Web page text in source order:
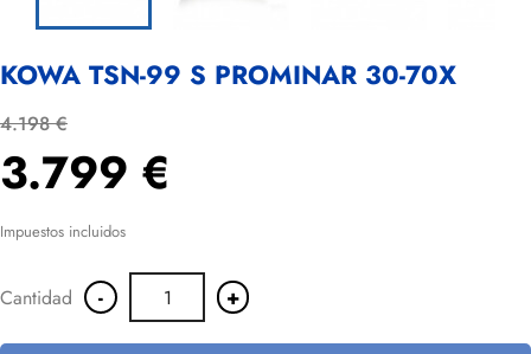
KOWA TSN-99 S PROMINAR 30-70X
4.198 €
3.799 €
Impuestos incluidos
Cantidad - +